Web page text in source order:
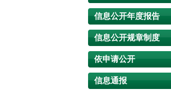
信息公开年度报告
信息公开规章制度
依申请公开
信息通报